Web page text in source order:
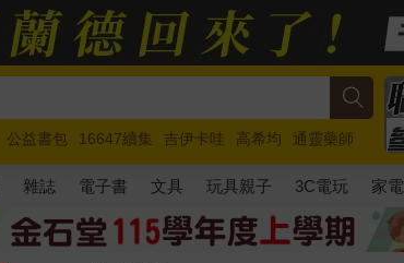
公益書包 16647續集 吉伊卡哇 高希均
通靈藥師
馬斯克 玩具總動員5 超慢跑
雜誌 電子書 文具 玩具親子 3C電玩 家電